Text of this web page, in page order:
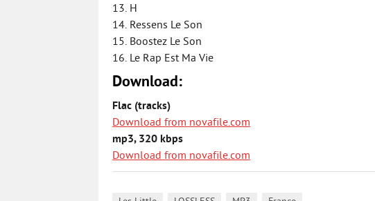
13. H
14. Ressens Le Son
15. Boostez Le Son
16. Le Rap Est Ma Vie
Download:
Flac (tracks)
Download from novafile.com
mp3, 320 kbps
Download from novafile.com